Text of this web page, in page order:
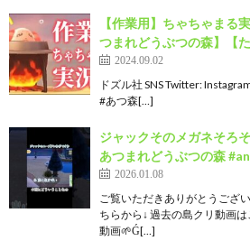
【作業用】ちゃちゃまる
つまれどうぶつの森】【た
2024.09.02
ドズル社 SNS Twitter:
#あつ森[…]
ジャックそのメガネそろ
あつまれどうぶつの森
2026.01.08
ご覧いただきありがとうござ
ちらから↓ 過去の島クリ動画
動画🌱Ǵ[…]